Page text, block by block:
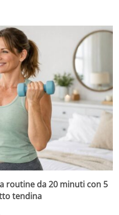
routine da 20 minuti con 5
tendina